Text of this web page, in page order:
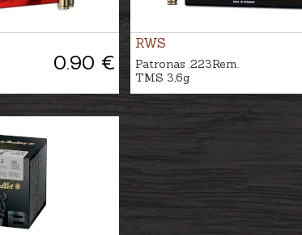
0.90 €
RWS
Patronas .223Rem.
TMS 3,6g